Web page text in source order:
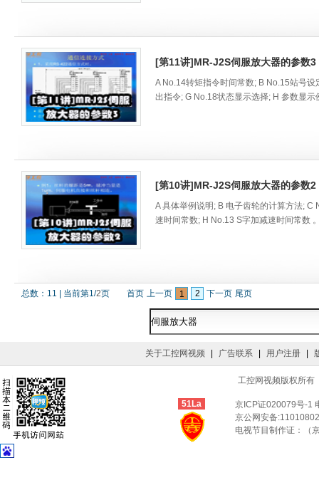
[第11讲]MR-J2S伺服放大器的参数3
A No.14转矩指令时间常数; B No.15站号
出指令; G No.18状态显示选择; H 参数显示
[第10讲]MR-J2S伺服放大器的参数2
A 具体举例说明; B 电子齿轮的计算方法;
速时间常数; H No.13 S字加减速时间常数
总数： 11 当前第1/2页 首页 上一页 1 2 下一页 尾页
关于工控网视频 广告联系 用户注册
工控网视频版权所
51La 京ICP证020079号-1
京公网安备
电视节目制作证：（